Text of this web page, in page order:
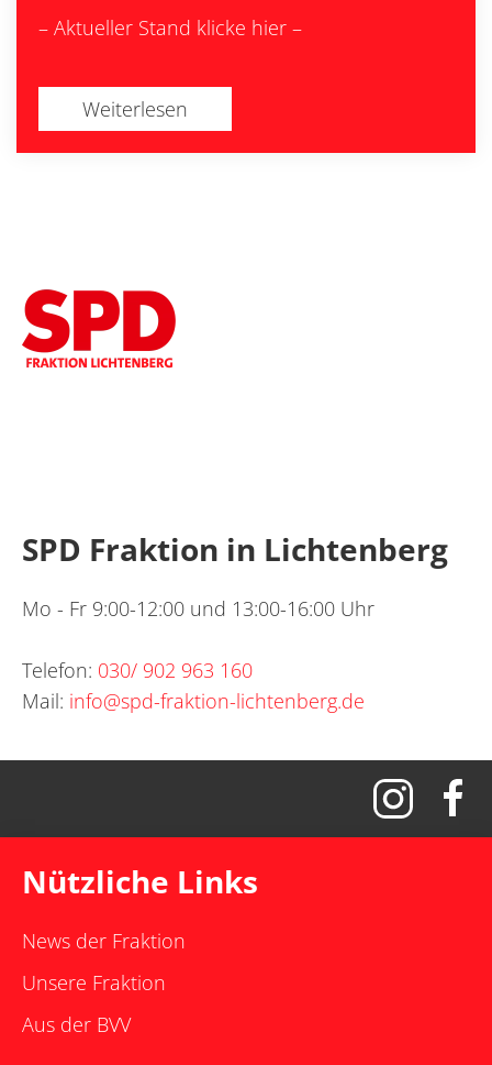
– Aktueller Stand klicke hier –
Weiterlesen
SPD Fraktion in Lichtenberg
Mo - Fr 9:00-12:00 und 13:00-16:00 Uhr
Telefon: 030/ 902 963 160
Mail: info@spd-fraktion-lichtenberg.de
Nützliche Links
News der Fraktion
Unsere Fraktion
Aus der BVV